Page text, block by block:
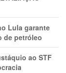
Lula garante
de petróleo
ao STF